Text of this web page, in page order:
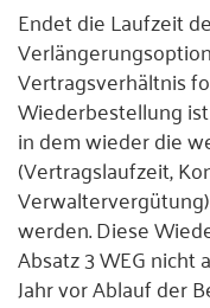
Endet die Laufzeit
Vertragsverhältnis
Wiederbestellung
in dem wieder die
(Vertragslaufzeit,
werden. Diese
Absatz 3 WEG
Jahr vor Ablauf der